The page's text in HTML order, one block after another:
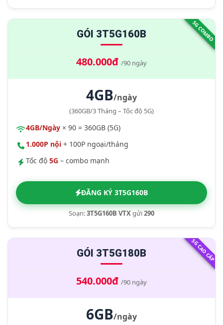
5G COMBO
GÓI 3T5G160B
480.000đ /90 ngày
4GB/ngày
(360GB/3 Tháng – Tốc độ 5G)
4GB/Ngày × 90 = 360GB (5G)
1.000P nội + 100P ngoại/tháng
Tốc độ 5G – combo mạnh
ĐĂNG KÝ 3T5G160B
Soạn:3T5G160B VTXgửi290
5G CAO CẤP
GÓI 3T5G180B
540.000đ /90 ngày
6GB/ngày